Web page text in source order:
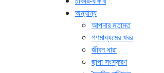
অন্যান্য
আপনার মতামত
গণমাধ্যমের খবর
জীবন ধারা
ছাপা সংস্করণ